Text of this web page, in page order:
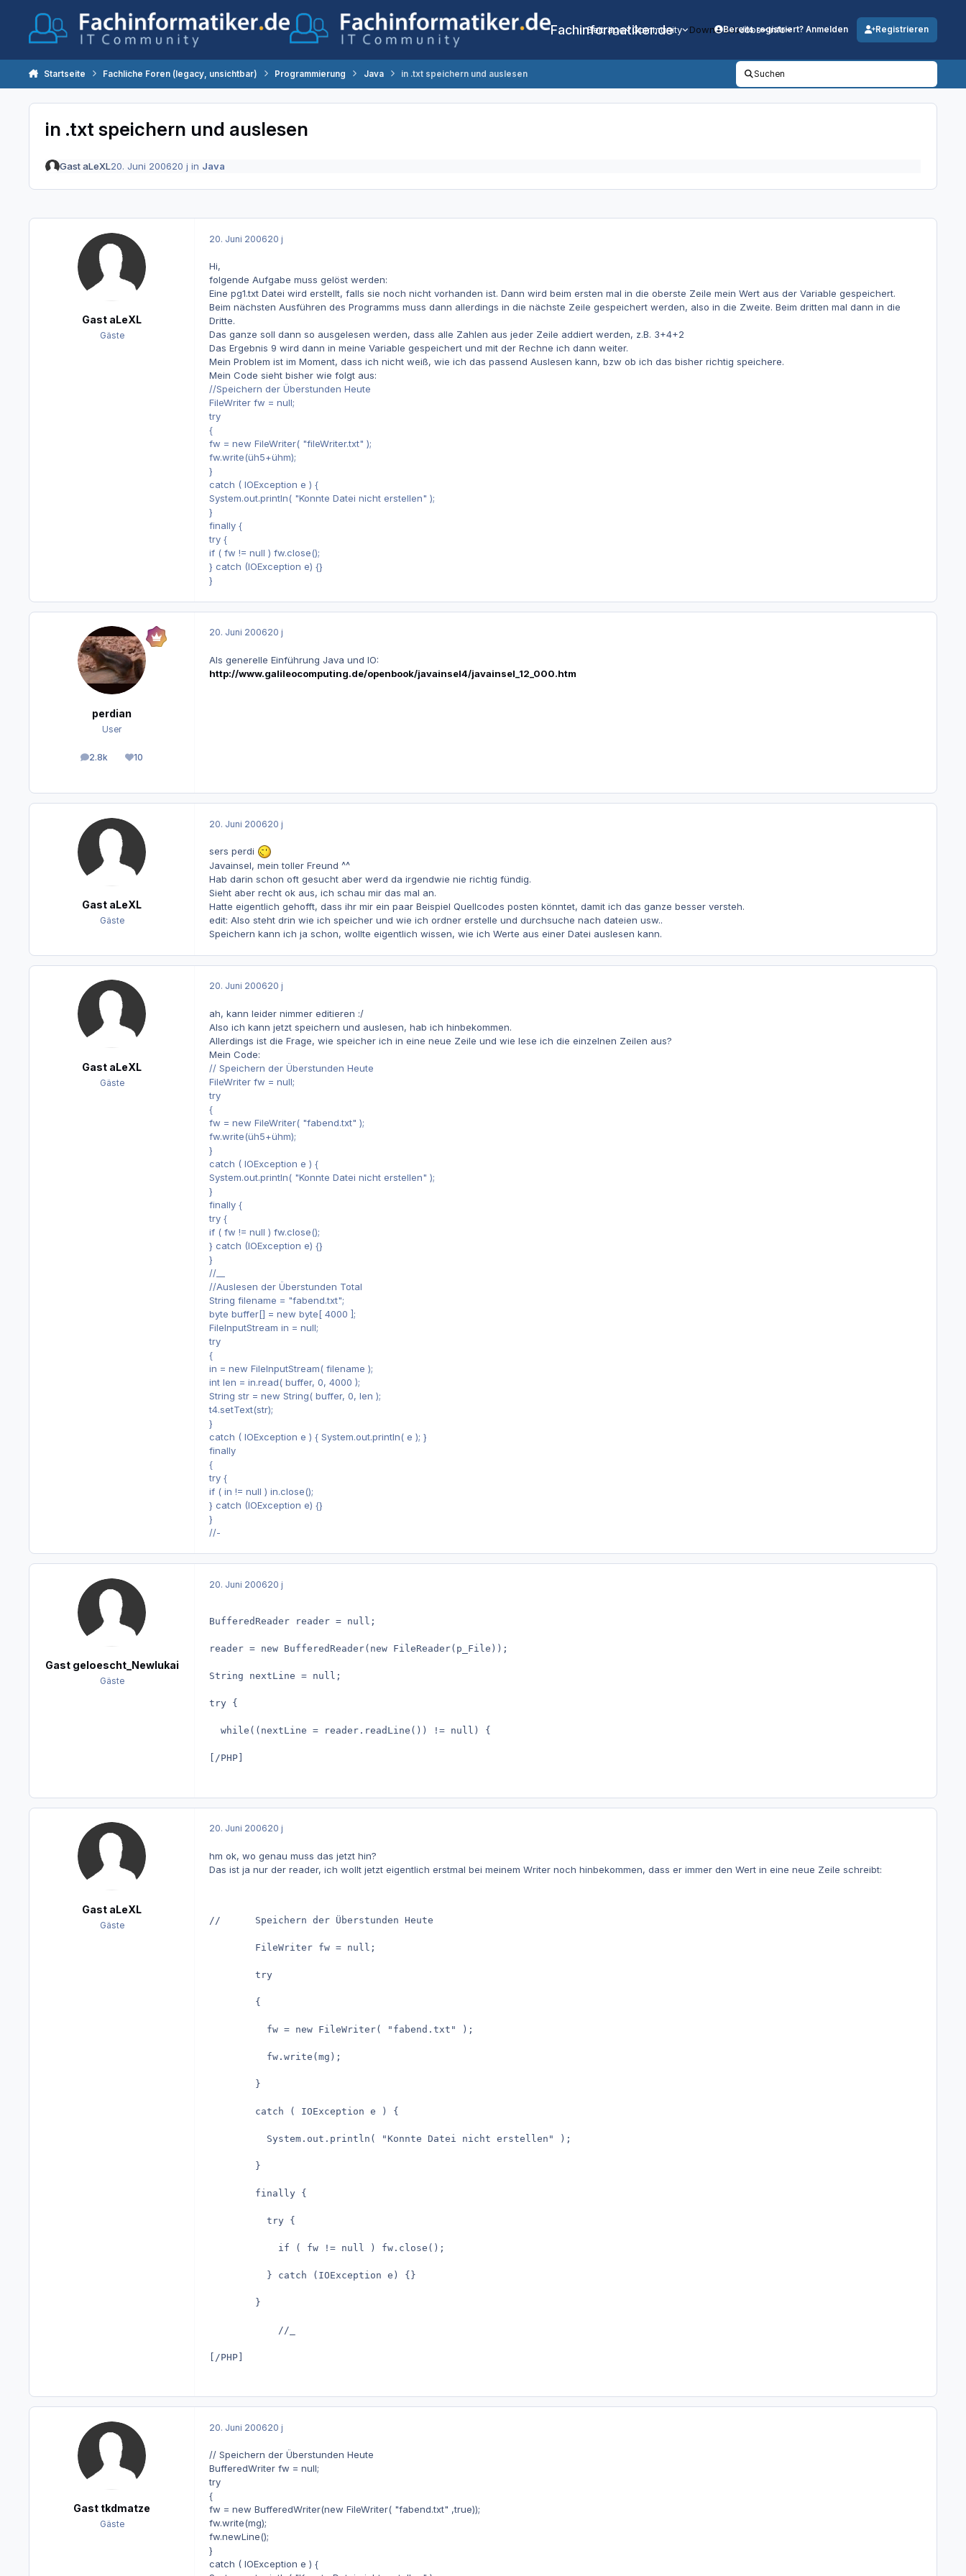
Fachinformatiker.de
Beiträge Community DownloadsJobs Info
Bereits registriert? Anmelden Registrieren
Startseite Fachliche Foren (legacy, unsichtbar) Programmierung Java in .txt speichern und auslesen Suchen
in .txt speichern und auslesen
Gast aLeXL20. Juni 200620 j in Java
Gast aLeXL
Gäste
20. Juni 200620 j
Hi,
folgende Aufgabe muss gelöst werden:
Eine pg1.txt Datei wird erstellt, falls sie noch nicht vorhanden ist. Dann wird beim ersten mal in die oberste Zeile mein Wert aus der Variable gespeichert.
Beim nächsten Ausführen des Programms muss dann allerdings in die nächste Zeile gespeichert werden, also in die Zweite. Beim dritten mal dann in die
Dritte.
Das ganze soll dann so ausgelesen werden, dass alle Zahlen aus jeder Zeile addiert werden, z.B. 3+4+2
Das Ergebnis 9 wird dann in meine Variable gespeichert und mit der Rechne ich dann weiter.
Mein Problem ist im Moment, dass ich nicht weiß, wie ich das passend Auslesen kann, bzw ob ich das bisher richtig speichere.
Mein Code sieht bisher wie folgt aus:
//Speichern der Überstunden Heute
FileWriter fw = null;
try
{
fw = new FileWriter( "fileWriter.txt" );
fw.write(üh5+ühm);
}
catch ( IOException e ) {
System.out.println( "Konnte Datei nicht erstellen" );
}
finally {
try {
if ( fw != null ) fw.close();
} catch (IOException e) {}
}
perdian
User
2.8k
Beiträge 10
Reputation
20. Juni 200620 j
Als generelle Einführung Java und IO:
http://www.galileocomputing.de/openbook/javainsel4/javainsel_12_000.htm
Gast aLeXL
Gäste
20. Juni 200620 j
sers perdi
Javainsel, mein toller Freund ^^
Hab darin schon oft gesucht aber werd da irgendwie nie richtig fündig.
Sieht aber recht ok aus, ich schau mir das mal an.
Hatte eigentlich gehofft, dass ihr mir ein paar Beispiel Quellcodes posten könntet, damit ich das ganze besser versteh.
edit: Also steht drin wie ich speicher und wie ich ordner erstelle und durchsuche nach dateien usw..
Speichern kann ich ja schon, wollte eigentlich wissen, wie ich Werte aus einer Datei auslesen kann.
Gast aLeXL
Gäste
20. Juni 200620 j
ah, kann leider nimmer editieren :/
Also ich kann jetzt speichern und auslesen, hab ich hinbekommen.
Allerdings ist die Frage, wie speicher ich in eine neue Zeile und wie lese ich die einzelnen Zeilen aus?
Mein Code:
// Speichern der Überstunden Heute
FileWriter fw = null;
try
{
fw = new FileWriter( "fabend.txt" );
fw.write(üh5+ühm);
}
catch ( IOException e ) {
System.out.println( "Konnte Datei nicht erstellen" );
}
finally {
try {
if ( fw != null ) fw.close();
} catch (IOException e) {}
}
//__
//Auslesen der Überstunden Total
String filename = "fabend.txt";
byte buffer[] = new byte[ 4000 ];
FileInputStream in = null;
try
{
in = new FileInputStream( filename );
int len = in.read( buffer, 0, 4000 );
String str = new String( buffer, 0, len );
t4.setText(str);
}
catch ( IOException e ) { System.out.println( e ); }
finally
{
try {
if ( in != null ) in.close();
} catch (IOException e) {}
}
//-
Gast geloescht_Newlukai
Gäste
20. Juni 200620 j
BufferedReader reader = null;
reader = new BufferedReader(new FileReader(p_File));
String nextLine = null;
try {
  while((nextLine = reader.readLine()) != null) {
[/PHP]
Gast aLeXL
Gäste
20. Juni 200620 j
hm ok, wo genau muss das jetzt hin?
Das ist ja nur der reader, ich wollt jetzt eigentlich erstmal bei meinem Writer noch hinbekommen, dass er immer den Wert in eine neue Zeile schreibt:
//		Speichern der Überstunden Heute
		FileWriter fw = null;
	    try
	    {
	      fw = new FileWriter( "fabend.txt" );
	      fw.write(mg);
	    }
	    catch ( IOException e ) {
	      System.out.println( "Konnte Datei nicht erstellen" );
	    }
	    finally {
	      try {
	        if ( fw != null ) fw.close();
	      } catch (IOException e) {}
	    }
		    //_
[/PHP]
Gast tkdmatze
Gäste
20. Juni 200620 j
// Speichern der Überstunden Heute
BufferedWriter fw = null;
try
{
fw = new BufferedWriter(new FileWriter( "fabend.txt" ,true));
fw.write(mg);
fw.newLine();
}
catch ( IOException e ) {